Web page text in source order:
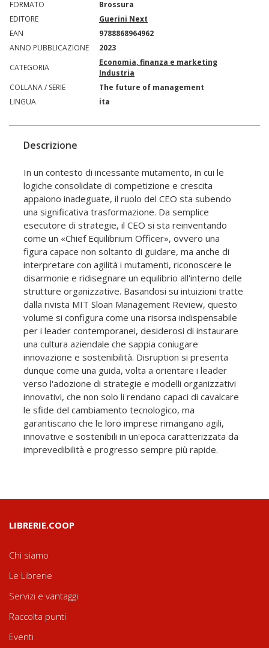
FORMATO
Brossura
EDITORE
Guerini Next
EAN
9788868964962
ANNO PUBBLICAZIONE
2023
CATEGORIA
Economia, finanza e marketing
Industria
COLLANA / SERIE
The future of management
LINGUA
ita
Descrizione
In un contesto di incessante mutamento, in cui le
logiche consolidate di competizione e crescita
appaiono inadeguate, il ruolo del CEO sta subendo
una significativa trasformazione. Da semplice
esecutore di strategie, il CEO si sta reinventando
come un «Chief Equilibrium Officer», ovvero una
figura capace non soltanto di guidare, ma anche di
interpretare con agilità i mutamenti, riconoscere le
disarmonie e ridisegnare un equilibrio all'interno delle
strutture organizzative. Basandosi su intuizioni tratte
dalla rivista MIT Sloan Management Review, questo
volume si configura come una risorsa indispensabile
per i leader contemporanei, desiderosi di instaurare
una cultura aziendale che sappia coniugare
innovazione e sostenibilità. Disruption si presenta
dunque come una guida, volta a orientare i leader
verso l'adozione di strategie e modelli organizzativi
innovativi, che non solo li rendano capaci di cavalcare
le sfide del cambiamento tecnologico, ma
garantiscano che le loro imprese rimangano agili,
innovative e sostenibili in un'epoca caratterizzata da
imprevedibilità e progresso sempre più rapide.
LIBRERIE.COOP
Chi siamo
Le Librerie
Servizi e vantaggi
Raccolta punti
Eventi